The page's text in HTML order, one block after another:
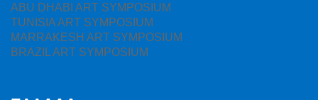
ABU DHABI ART SYMPOSIUM
TUNISIA ART SYMPOSIUM
MARRAKESH ART SYMPOSIUM
BRAZIL ART SYMPOSIUM